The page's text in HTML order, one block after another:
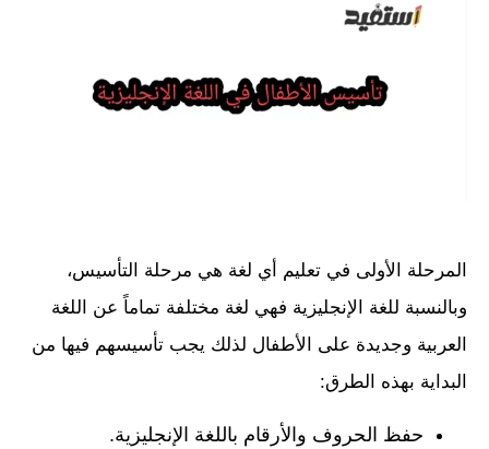
المرحلة الأولى في تعليم أي لغة هي مرحلة التأسيس،
وبالنسبة للغة الإنجليزية فهي لغة مختلفة تماماً عن اللغة
العربية وجديدة على الأطفال لذلك يجب تأسيسهم فيها من
البداية بهذه الطرق:
حفظ الحروف والأرقام باللغة الإنجليزية.